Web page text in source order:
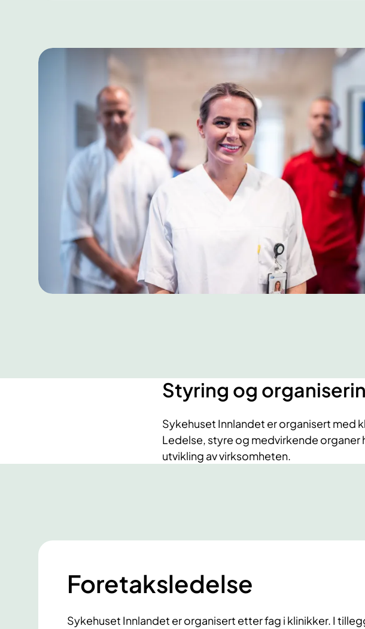
Styring og
Sykehuset Innlandet er organisert med
Ledelse, styre og medvirkende organer
utvikling av virksomheten.
Foretaksledelse
Sykehuset Innlandet er organisert etter fag i klinikker. I